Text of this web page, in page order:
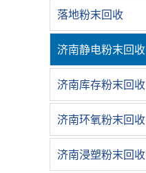
落地粉末回收
济南静电粉末回收
济南库存粉末回收
济南环氧粉末回收
济南浸塑粉末回收